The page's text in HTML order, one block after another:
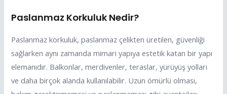
Paslanmaz Korkuluk Nedir?
Paslanmaz korkuluk, paslanmaz çelikten üretilen, güvenliği
sağlarken aynı zamanda mimari yapıya estetik katan bir yapı
elemanıdır. Balkonlar, merdivenler, teraslar, yürüyüş yolları
ve daha birçok alanda kullanılabilir. Uzun ömürlü olması,